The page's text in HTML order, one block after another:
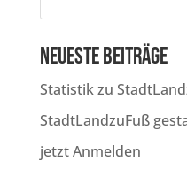
Neueste Beiträge
Statistik zu
StadtLandzuFuß
jetzt Anmelden